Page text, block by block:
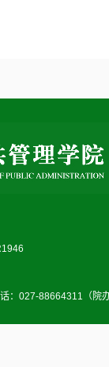
：027-88664311（